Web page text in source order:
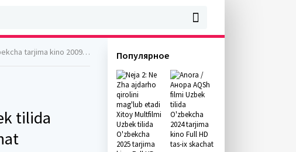
kino 2009 Full HD skachat
tilida
Популярное